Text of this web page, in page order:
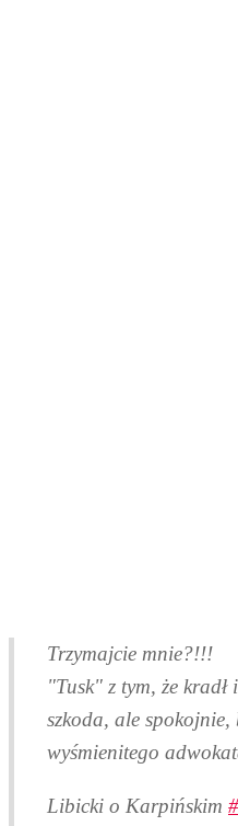
Trzymajcie mnie?!!!
"Tusk" z tym, że kradł
szkoda, ale spokojnie,
wyśmienitego
Libicki o Karpińskim